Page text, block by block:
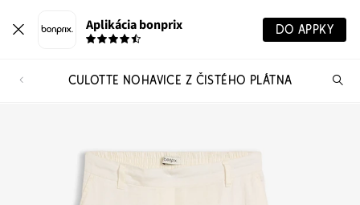
Aplikácia bonprix DO APPKY
CULOTTE NOHAVICE Z ČISTÉHO PLÁTNA